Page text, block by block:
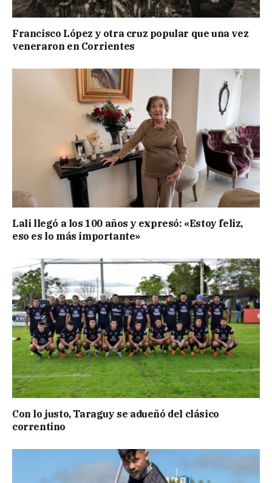
Francisco López y otra cruz popular que una vez
veneraron en Corrientes
Lali llegó a los 100 años y expresó: «Estoy feliz,
eso es lo más importante»
Con lo justo, Taraguy se adueñó del clásico
correntino